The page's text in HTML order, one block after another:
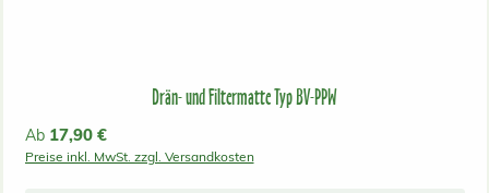
Drän- und Filtermatte Typ BV-PPW
Regulärer Preis:
Ab 17,90 €
Preise inkl. MwSt. zzgl. Versandkosten